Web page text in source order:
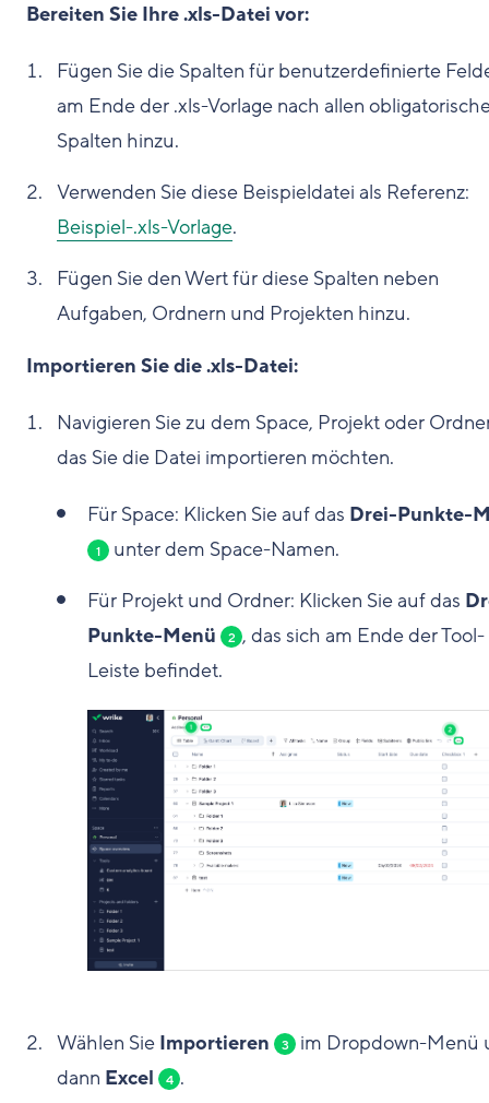
Bereiten Sie Ihre .xls-Datei vor:
Fügen Sie die Spalten für benutzerdefinierte
am Ende der .xls-Vorlage nach allen
Spalten hinzu.
Verwenden Sie diese Beispieldatei als Referenz:
Beispiel-.xls-Vorlage.
Fügen Sie den Wert für diese Spalten neben
Aufgaben, Ordnern und Projekten hinzu.
Importieren Sie die .xls-Datei:
Navigieren Sie zu dem Space, Projekt oder
das Sie die Datei importieren möchten.
Für Space: Klicken Sie auf das Drei-Punkte-
1
unter dem Space-Namen.
Für Projekt und Ordner: Klicken Sie auf das
Punkte-Menü
2 , das sich am Ende der Tool-
Leiste befindet.
Wählen Sie Importieren 3
im Dropdown-Menü
dann Excel 4 .